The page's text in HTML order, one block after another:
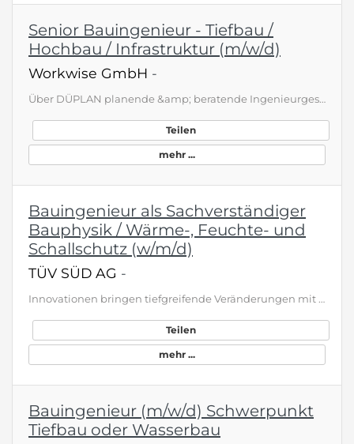
Senior Bauingenieur - Tiefbau /
Hochbau / Infrastruktur (m/w/d)
Workwise GmbH -
Über DÜPLAN planende &amp; beratende Ingenieurgesellschft mbH Was entsteht, wenn Leidenschaft und Expertise zusammentreffen, um die Zukunft zu formen? Wir haben es uns zur Aufgabe gemacht, eine moderne Infrastruktur zu schaffen, nachhaltige Lösungen zu integrieren und lebenswerte Räume zu gestalten. Als Planer und Berater in der Infrastrukturentwicklung, Wasserwirtschaft, Verkehrsanlagenplanung und im Leitungsmanagement suchen wir dich, um gemeinsam Projekte zu realisieren. Hier leistest du einen e…
Teilen
mehr ...
Bauingenieur als Sachverständiger
Bauphysik / Wärme-, Feuchte- und
Schallschutz (w/m/d)
TÜV SÜD AG -
Innovationen bringen tiefgreifende Veränderungen mit sich und beeinflussen unser Leben in vielfältiger Weise. Bei TÜV SÜD sind wir in hohem Maße bestrebt, ein wichtiger Teil dieser Entwicklung und des Fortschritts zu sein. Wir sind von Anfang an dabei und begleiten diesen Prozess. Wir sorgen für eine sichere und nachhaltige Zukunft und schaffen Vertrauen in neue Technologien. Wir beraten, wir prüfen, wir zertifizieren. Für die Sicherheit von Menschen und der Gesellschaft fordern wir uns jeden T…
Teilen
mehr ...
Bauingenieur (m/w/d) Schwerpunkt
Tiefbau oder Wasserbau